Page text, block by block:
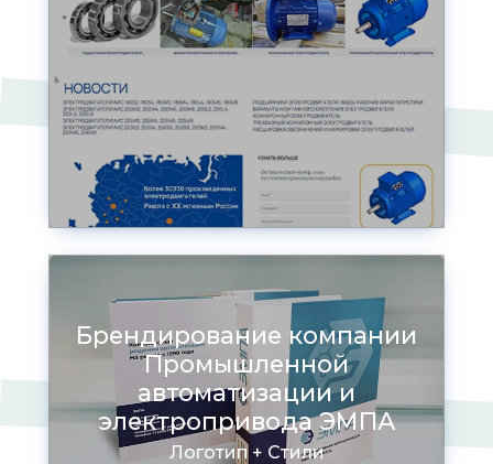
Брендирование компании
Промышленной
автоматизации и
электропривода ЭМПА
Логотип + Стили